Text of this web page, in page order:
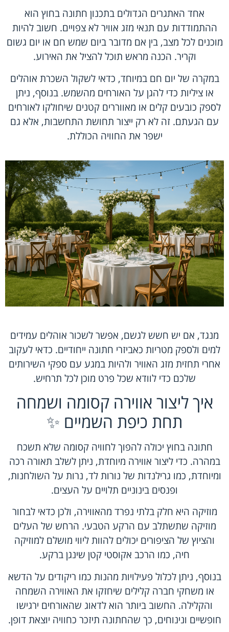
אחד האתגרים הגדולים בתכנון חתונה בחוץ הוא
ההתמודדות עם תנאי מזג אוויר לא צפויים. חשוב להיות
מוכנים לכל מצב, בין אם מדובר ביום שמש חם או יום גשום
וקריר. הכנה מראש תוכל להציל את האירוע.
במקרה של יום חם במיוחד, כדאי לשקול השכרת אוהלים
או ציליות כדי להגן על האורחים מהשמש. בנוסף, ניתן
לספק כובעים קלים או מאווררים קטנים שיחולקו לאורחים
עם הגעתם. זה לא רק ייצור תחושת התחשבות, אלא גם
ישפר את החוויה הכוללת.
מנגד, אם יש חשש לגשם, אפשר לשכור אוהלים עמידים
למים ולספק מטריות כאביזרי חתונה ייחודיים. כדאי לעקוב
אחרי תחזית מזג האוויר ולהיות במגע עם ספקי השירותים
שלכם כדי לוודא שכל פרט מוכן לכל תרחיש.
איך ליצור אווירה קסומה ושמחה
תחת כיפת השמיים ✨
חתונה בחוץ יכולה להפוך לחוויה קסומה שלא תשכח
במהרה. כדי ליצור אווירה מיוחדת, ניתן לשלב תאורה רכה
ומיוחדת, כמו גרילנדות של נורות לד, נרות על השולחנות,
ופנסים בינוניים תלויים על העצים.
מוזיקה היא חלק בלתי נפרד מהאווירה, ולכן כדאי לבחור
מוזיקה שתשתלב עם הרקע הטבעי. הרחש של העלים
והציוץ של הציפורים יכולים להוות ליווי מושלם למוזיקה
חיה, כמו הרכב אקוסטי קטן שינגן ברקע.
בנוסף, ניתן לכלול פעילויות מהנות כמו ריקודים על הדשא
או משחקי חברה קלילים שיחזקו את האווירה השמחה
והקלילה. החשוב ביותר הוא לדאוג שהאורחים ירגישו
חופשיים ונינוחים, כך שהחתונה תיזכר כחוויה יוצאת דופן.